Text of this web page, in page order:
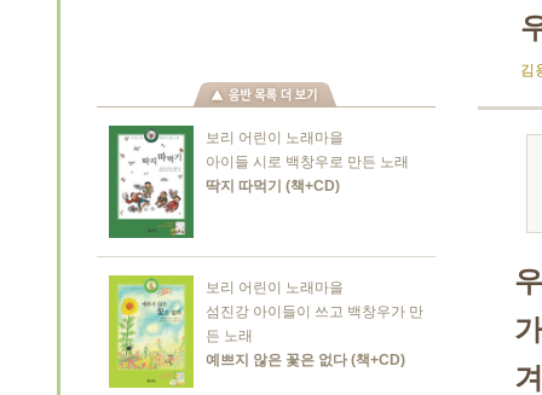
김
보리 어린이 노래마을
아이들 시로 백창우로 만든 노래
딱지 따먹기 (책+CD)
보리 어린이 노래마을
섬진강 아이들이 쓰고 백창우가 만
든 노래
예쁘지 않은 꽃은 없다 (책+CD)